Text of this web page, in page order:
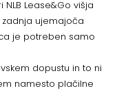
Lease&Go višja
zadnja ujemajoča
je potreben samo
dopustu in to ni
namesto plačilne